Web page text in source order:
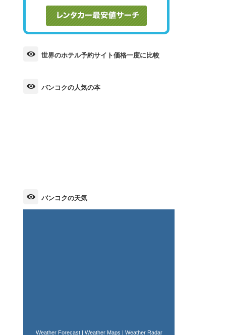
世界のホテル予約サイト価格一度に比較
バンコクの人気の本
バンコクの天気
Weather Forecast| Weather Maps | Weather Radar